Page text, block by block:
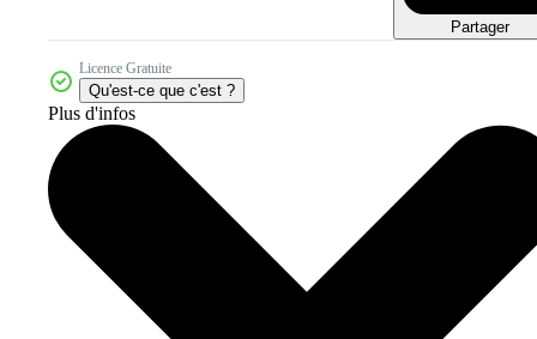
Partager
Licence Gratuite
Qu'est-ce que c'est ?
Plus d'infos